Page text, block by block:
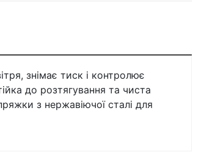
знімає тиск і контролює
до розтягування та чиста
з нержавіючої сталі для